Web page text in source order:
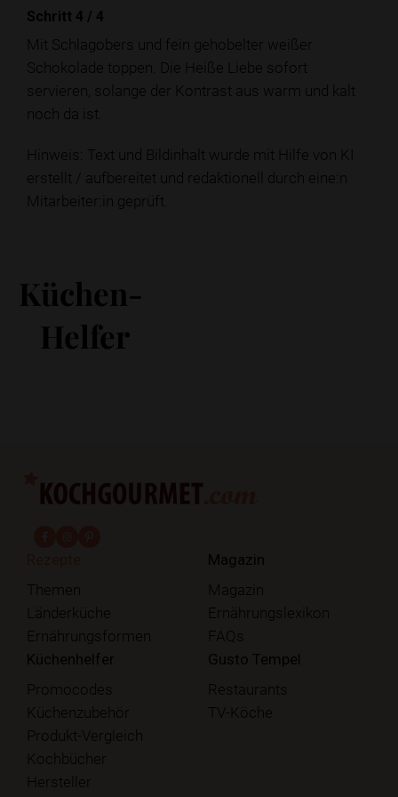
Schritt 4 / 4
Mit Schlagobers und fein gehobelter weißer
Schokolade toppen. Die Heiße Liebe sofort
servieren, solange der Kontrast aus warm und kalt
noch da ist.
Hinweis: Text und Bildinhalt wurde mit Hilfe von KI
erstellt / aufbereitet und redaktionell durch eine:n
Mitarbeiter:in geprüft.
Küchen-
Helfer
Themen
Länderküche
Ernährungsformen
Magazin
Magazin
Ernährungslexikon
FAQs
Küchenhelfer
Promocodes
Küchenzubehör
Produkt-Vergleich
Kochbücher
Hersteller
Gusto Tempel
Restaurants
TV-Köche